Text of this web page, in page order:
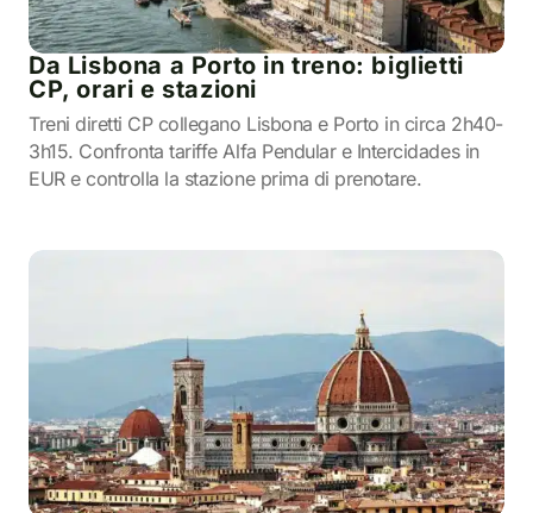
Da Lisbona a Porto in treno: biglietti
CP, orari e stazioni
Treni diretti CP collegano Lisbona e Porto in circa 2h40-
3h15. Confronta tariffe Alfa Pendular e Intercidades in
EUR e controlla la stazione prima di prenotare.